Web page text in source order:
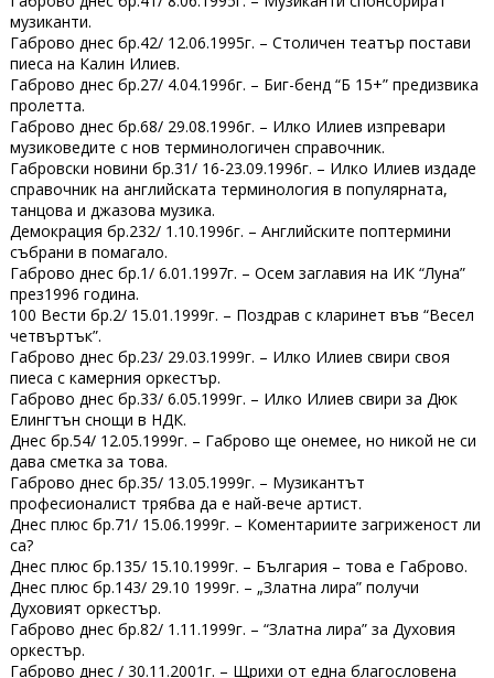
музиканти.
Габрово днес бр.42/ 12.06.1995г. – Столичен театър постави
пиеса на Калин Илиев.
Габрово днес бр.27/ 4.04.1996г. – Биг-бенд “Б 15+” предизвика
пролетта.
Габрово днес бр.68/ 29.08.1996г. – Илко Илиев изпревари
музиковедите с нов терминологичен справочник.
Габровски новини бр.31/ 16-23.09.1996г. – Илко Илиев издаде
справочник на английската терминология в популярната,
танцова и джазова музика.
Демокрация бр.232/ 1.10.1996г. – Английските поптермини
събрани в помагало.
Габрово днес бр.1/ 6.01.1997г. – Осем заглавия на ИК “Луна”
през1996 година.
100 Вести бр.2/ 15.01.1999г. – Поздрав с кларинет във “Весел
четвъртък”.
Габрово днес бр.23/ 29.03.1999г. – Илко Илиев свири своя
пиеса с камерния оркестър.
Габрово днес бр.33/ 6.05.1999г. – Илко Илиев свири за Дюк
Елингтън снощи в НДК.
Днес бр.54/ 12.05.1999г. – Габрово ще онемее, но никой не си
дава сметка за това.
Габрово днес бр.35/ 13.05.1999г. – Музикантът
професионалист трябва да е най-вече артист.
Днес плюс бр.71/ 15.06.1999г. – Коментариите загриженост ли
са?
Днес плюс бр.135/ 15.10.1999г. – България – това е Габрово.
Днес плюс бр.143/ 29.10 1999г. – „Златна лира” получи
Духовият оркестър.
Габрово днес бр.82/ 1.11.1999г. – “Златна лира” за Духовия
оркестър.
Габрово днес / 30.11.2001г. – Щрихи от една благословена